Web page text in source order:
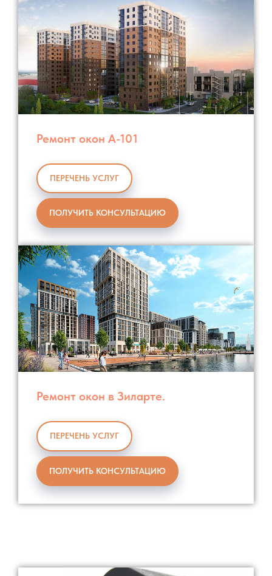
Ремонт окон А-101
ПЕРЕЧЕНЬ УСЛУГ
ПОЛУЧИТЬ КОНСУЛЬТАЦИЮ
Ремонт окон в Зиларте.
ПЕРЕЧЕНЬ УСЛУГ
ПОЛУЧИТЬ КОНСУЛЬТАЦИЮ